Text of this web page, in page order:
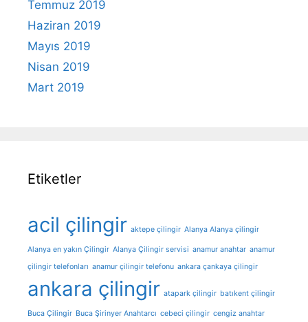
Temmuz 2019
Haziran 2019
Mayıs 2019
Nisan 2019
Mart 2019
Etiketler
acil çilingir aktepe çilingir Alanya Alanya çilingir
Alanya en yakın Çilingir Alanya Çilingir servisi anamur anahtar anamur
çilingir telefonları anamur çilingir telefonu ankara çankaya çilingir
ankara çilingir atapark çilingir batıkent çilingir
Buca Çilingir Buca Şirinyer Anahtarcı cebeci çilingir cengiz anahtar